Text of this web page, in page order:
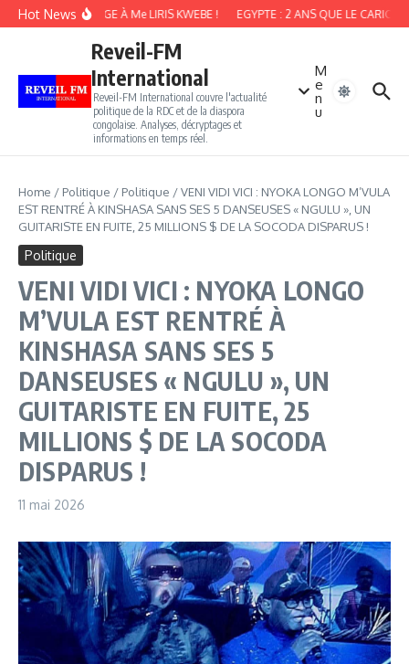
Aller au contenu
Hot NewsHOMMAGE À Me LIRIS KWEBE ! EGYPTE : 2 ANS QUE LE
Reveil-FM
International
Reveil-FM International couvre l'actualité
politique de la RDC et de la diaspora
congolaise. Analyses, décryptages et
informations en temps réel.
M
e
n
u
Home / Politique / Politique /VENI VIDI VICI : NYOKA LONGO M’VULA
EST RENTRÉ À KINSHASA SANS SES 5 DANSEUSES « NGULU », UN
GUITARISTE EN FUITE, 25 MILLIONS $ DE LA SOCODA DISPARUS !
Politique
VENI VIDI VICI : NYOKA LONGO
M’VULA EST RENTRÉ À
KINSHASA SANS SES 5
DANSEUSES « NGULU », UN
GUITARISTE EN FUITE, 25
MILLIONS $ DE LA SOCODA
DISPARUS !
11 mai 2026